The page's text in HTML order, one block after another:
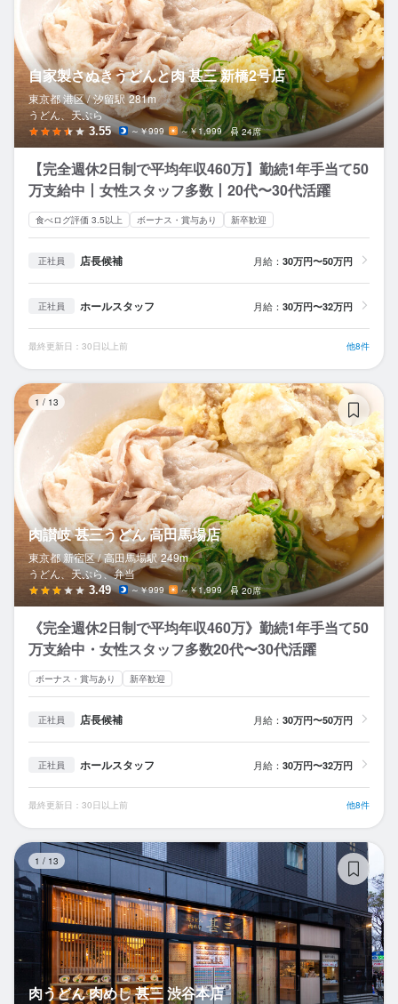
自家製さぬきうどんと肉 甚三 新橋2号店
東京都 港区 / 汐留駅 281m
うどん、天ぷら
3.55 ～￥999 ～￥1,999 24席
【完全週休2日制で平均年収460万】勤続1年手当て50
万支給中丨女性スタッフ多数丨20代〜30代活躍
食べログ評価 3.5以上 ボーナス・賞与あり 新卒歓迎
正社員 店長候補 月給： 30万円〜50万円
正社員 ホールスタッフ 月給： 30万円〜32万円
最終更新日：30日以上前 他8件
1 / 13
肉讃岐 甚三うどん 高田馬場店
東京都 新宿区 / 高田馬場駅 249m
うどん、天ぷら、弁当
3.49 ～￥999 ～￥1,999 20席
《完全週休2日制で平均年収460万》勤続1年手当て50
万支給中・女性スタッフ多数20代〜30代活躍
ボーナス・賞与あり 新卒歓迎
正社員 店長候補 月給： 30万円〜50万円
正社員 ホールスタッフ 月給： 30万円〜32万円
最終更新日：30日以上前 他8件
1 / 13
肉うどん 肉めし 甚三 渋谷本店